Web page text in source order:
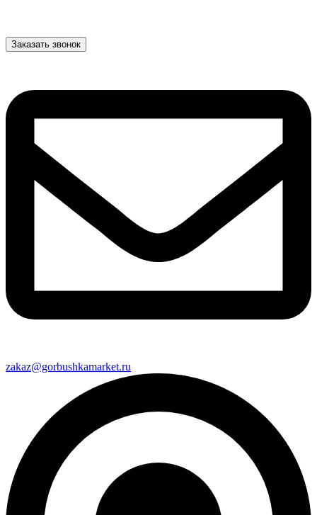
Заказать звонок
zakaz@gorbushkamarket.ru